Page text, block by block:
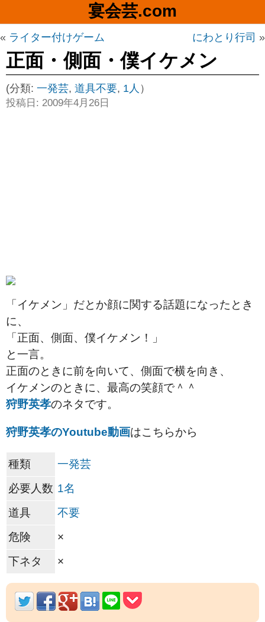
宴会芸.com
« ライター付けゲーム にわとり行司 »
正面・側面・僕イケメン
(分類: 一発芸, 道具不要, 1人 ）
投稿日: 2009年4月26日
「イケメン」だとか顔に関する話題になったとき
に、
「正面、側面、僕イケメン！」
と一言。
正面のときに前を向いて、側面で横を向き、
イケメンのときに、最高の笑顔で＾＾
狩野英孝のネタです。
狩野英孝のYoutube動画はこちらから
種類
一発芸
必要人数 1名
道具
不要
危険
×
下ネタ
×